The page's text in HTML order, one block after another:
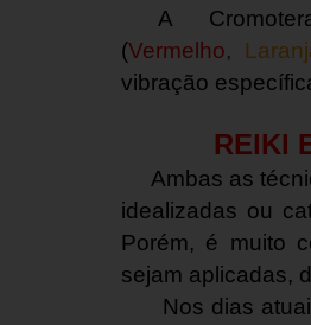
A
(Vermelho,
vibração
REIKI
Ambas as
idealizadas ou
Porém, é muito
sejam aplicadas,
Nos dias